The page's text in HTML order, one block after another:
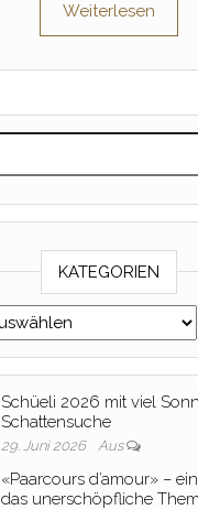
Weiterlesen
KATEGORIEN
Schüeli 2026 mit viel
Schattensuche
29. Juni 2026 Aus
«Paarcours d’amour» –
das unerschöpfliche